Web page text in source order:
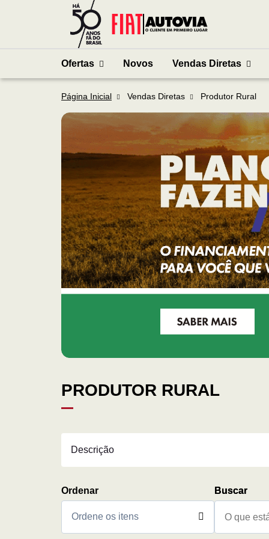
Ofertas Novos Vendas Diretas
Página Inicial Vendas Diretas Produtor Rural
PRODUTOR RURAL
Descrição